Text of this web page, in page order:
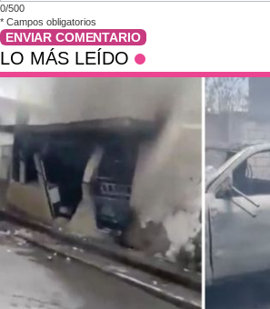
0/500
* Campos obligatorios
ENVIAR COMENTARIO
LO MÁS LEÍDO